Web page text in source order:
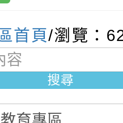
、學校、民
請查照
程資訊」、
、「祖孫樂
原』不絕-
「邁向下一
部函以，有
公務員留職
請許可一案
小學115學
第7-9招代課
學年度國
畫」核定一
部國民及學
首頁/瀏覽：
搜尋